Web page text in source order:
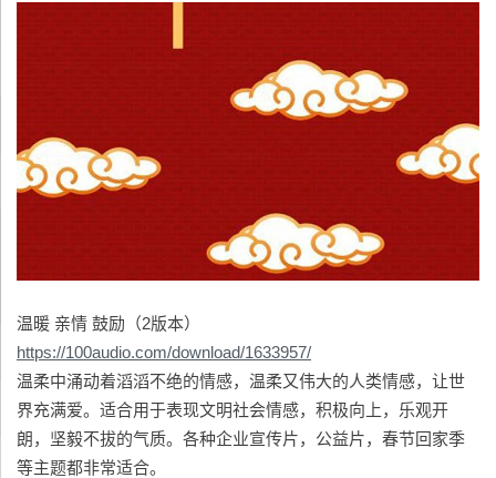
温暖 亲情 鼓励（2版本）
https://100audio.com/download/1633957/
温柔中涌动着滔滔不绝的情感，温柔又伟大的人类情感，让世
界充满爱。适合用于表现文明社会情感，积极向上，乐观开
朗，坚毅不拔的气质。各种企业宣传片，公益片，春节回家季
等主题都非常适合。